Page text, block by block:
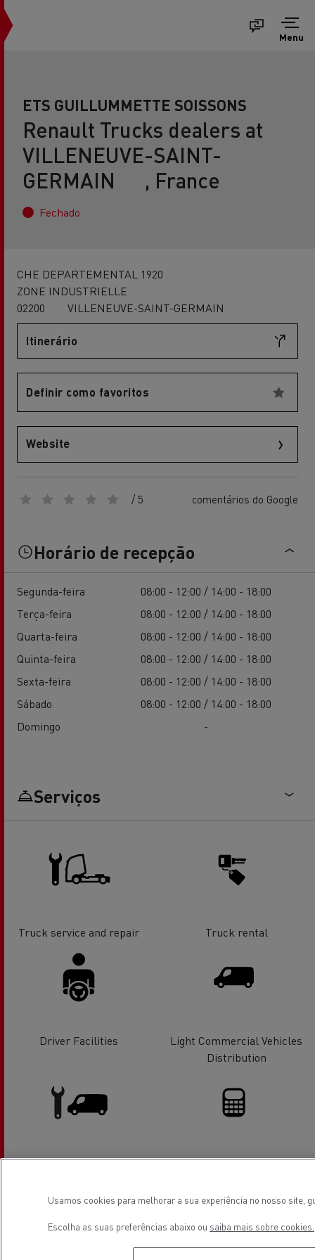
Menu
ETS GUILLUMMETTE SOISSONS
Renault Trucks dealers at
VILLENEUVE-SAINT-
GERMAIN , France
Fechado
CHE DEPARTEMENTAL 1920
ZONE INDUSTRIELLE
02200 VILLENEUVE-SAINT-GERMAIN
Itinerário
Definir como favoritos
Website
/ 5 comentários do Google
Horário de recepção
Segunda-feira
08:00 - 12:00 / 14:00 - 18:00
Terça-feira
08:00 - 12:00 / 14:00 - 18:00
Quarta-feira
08:00 - 12:00 / 14:00 - 18:00
Quinta-feira
08:00 - 12:00 / 14:00 - 18:00
Sexta-feira
08:00 - 12:00 / 14:00 - 18:00
Sábado
08:00 - 12:00 / 14:00 - 18:00
Domingo
-
Serviços
Truck service and repair Truck rental
Driver Facilities
Light Commercial Vehicles
Distribution
Usamos cookies para melhorar a sua experiência no nosso site,
Escolha as suas preferências abaixo ou saiba mais sobre cookies.